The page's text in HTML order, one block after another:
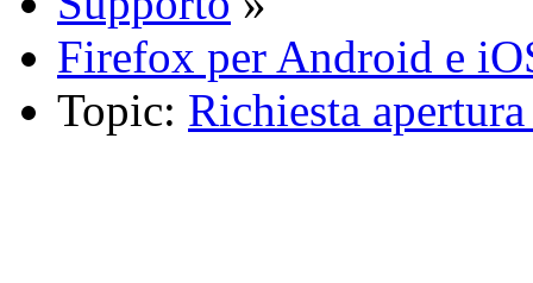
Firefox per Android e
Topic: Richiesta